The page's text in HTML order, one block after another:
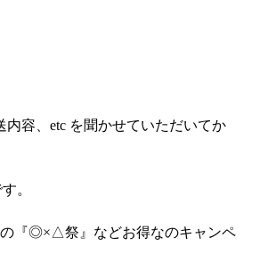
容、etc を聞かせていただいてか
。
の『◎×△祭』などお得なのキャンペ